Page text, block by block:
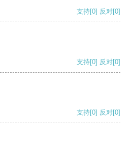
支持[0] 反对[0]
支持[0] 反对[0]
支持[0] 反对[0]